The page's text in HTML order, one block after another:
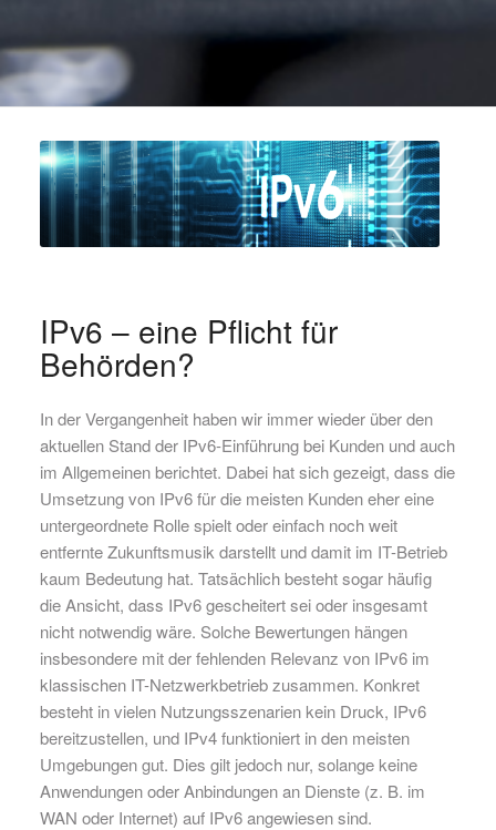
IPv6 – eine Pflicht für
Behörden?
In der Vergangenheit haben wir immer wieder über den
aktuellen Stand der IPv6-Einführung bei Kunden und auch
im Allgemeinen berichtet. Dabei hat sich gezeigt, dass die
Umsetzung von IPv6 für die meisten Kunden eher eine
untergeordnete Rolle spielt oder einfach noch weit
entfernte Zukunftsmusik darstellt und damit im IT-Betrieb
kaum Bedeutung hat. Tatsächlich besteht sogar häufig
die Ansicht, dass IPv6 gescheitert sei oder insgesamt
nicht notwendig wäre. Solche Bewertungen hängen
insbesondere mit der fehlenden Relevanz von IPv6 im
klassischen IT-Netzwerkbetrieb zusammen. Konkret
besteht in vielen Nutzungsszenarien kein Druck, IPv6
bereitzustellen, und IPv4 funktioniert in den meisten
Umgebungen gut. Dies gilt jedoch nur, solange keine
Anwendungen oder Anbindungen an Dienste (z. B. im
WAN oder Internet) auf IPv6 angewiesen sind.